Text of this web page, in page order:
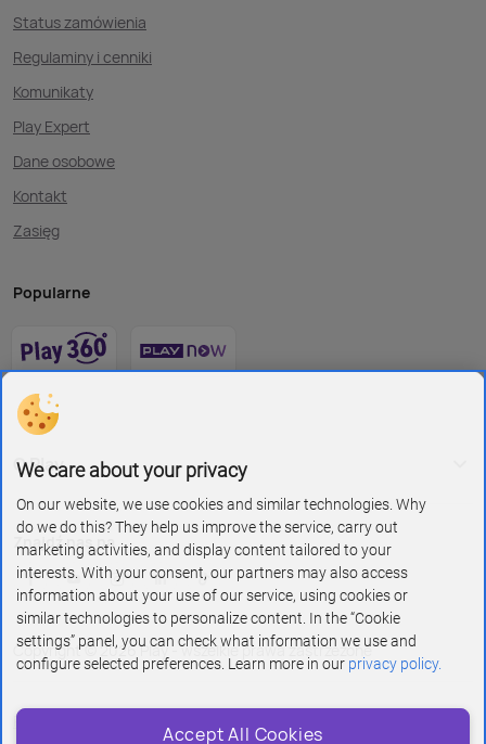
Status zamówienia
Regulaminy i cenniki
Komunikaty
Play Expert
Dane osobowe
Kontakt
Zasięg
Popularne
O Play
Znajdź nas na
Copyright © 2026 Play - wszelkie prawa zastrzeżone
Polityka prywatności i cookies
We care about your privacy
On our website, we use cookies and similar technologies. Why
do we do this? They help us improve the service, carry out
marketing activities, and display content tailored to your
interests. With your consent, our partners may also access
information about your use of our service, using cookies or
similar technologies to personalize content. In the “Cookie
settings” panel, you can check what information we use and
configure selected preferences. Learn more in our privacy policy.
Accept All Cookies